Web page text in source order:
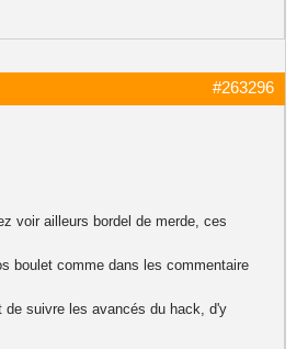
#263296
voir ailleurs bordel de merde, ces
boulet comme dans les commentaire
suivre les avancés du hack, d'y